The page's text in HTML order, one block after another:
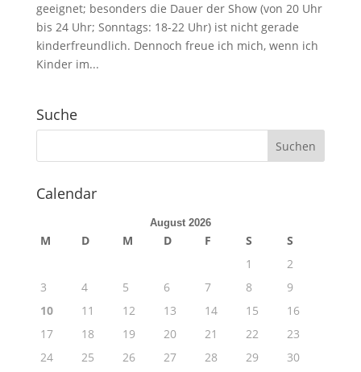
geeignet; besonders die Dauer der Show (von 20 Uhr
bis 24 Uhr; Sonntags: 18-22 Uhr) ist nicht gerade
kinderfreundlich. Dennoch freue ich mich, wenn ich
Kinder im...
Suche
Calendar
August 2026
M D M D F S
S
1
2
3
4 5 6 7 8
9
10
11 12 13 14 15
16
17
18 19 20 21 22
23
24
25 26 27 28 29
30